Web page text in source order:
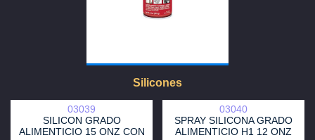
Silicones
03039
SILICON GRADO
ALIMENTICIO 15 ONZ CON
03040
SPRAY SILICONA GRADO
ALIMENTICIO H1 12 ONZ